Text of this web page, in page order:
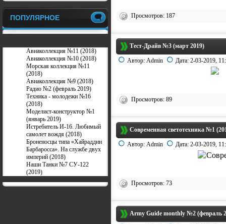
Просмотров: 187
Тест-Драйв №3 (март 2019)
Автор: Admin Дата: 2-03-2019,
Просмотров: 89
Современная светотехника №1
Автор: Admin Дата: 2-03-2019,
Просмотров: 73
Army Guide monthly №2 (февраль
ПОПУЛЯРНОЕ
Авиаколлекция №11 (2018)
Авиаколлекция №10 (2018)
Морская коллекция №11
(2018)
Авиаколлекция №9 (2018)
Радио №2 (февраль 2019)
Техника - молодежи №16
(2018)
Моделист-конструктор №1
(январь 2019)
Истребитель И-16. Любимый
самолет вождя (2018)
Броненосцы типа «Хайраддин
Барбаросса». На службе двух
империй (2018)
Наши Танки №7 СУ-122
(2019)